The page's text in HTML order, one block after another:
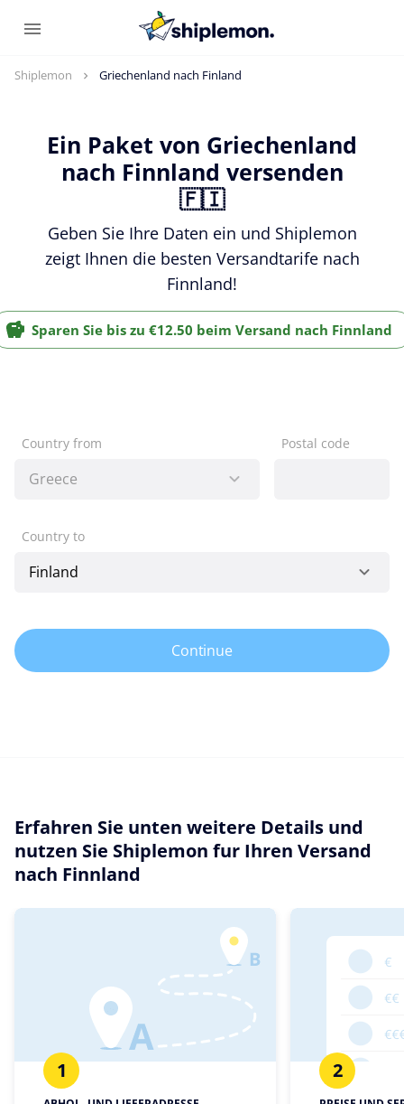
Shiplemon Griechenland nach Finland
Ein Paket von Griechenland
nach Finnland versenden
🇫🇮
Geben Sie Ihre Daten ein und Shiplemon
zeigt Ihnen die besten Versandtarife nach
Finnland!
Sparen Sie bis zu €12.50 beim Versand nach Finnland
Country from Postal code
Country to
Continue
Erfahren Sie unten weitere Details und
nutzen Sie Shiplemon fur Ihren Versand
nach Finnland
1 2